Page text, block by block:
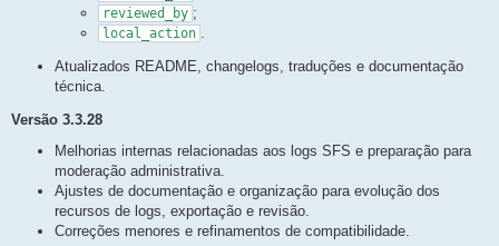
reviewed_by ;
local_action .
Atualizados README, changelogs, traduções e documentação
técnica.
Versão 3.3.28
Melhorias internas relacionadas aos logs SFS e preparação para
moderação administrativa.
Ajustes de documentação e organização para evolução dos
recursos de logs, exportação e revisão.
Correções menores e refinamentos de compatibilidade.